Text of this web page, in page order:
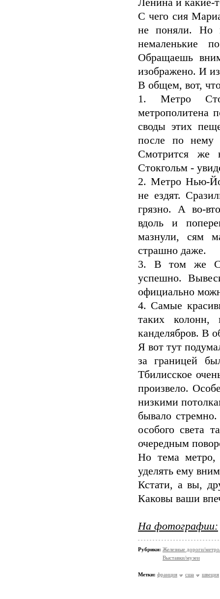
Ленина и какие-
С чего сия
не поняли. Но
немаленькие
Обращаешь
изображено. И
В общем, вот,
1. Метро
метрополитена
своды этих
после по нему
Смотрится же
Стокгольм -
2. Метро Нью-
не ездят.
грязно. А во-
вдоль и
мазнули, сям
страшно даже.
3. В том же
успешно.
официально
4. Самые
таких колонн,
канделябров. В
Я вот тут
за границей
Тбилисское
произвело.
низкими
бывало
особого света
очередным
Но тема метро,
уделять ему
Кстати, а вы,
Каковы ваши
На фотографии:
Рубрики: Железные дороги/
Выставки/музеи
Метки: франция сша швеция